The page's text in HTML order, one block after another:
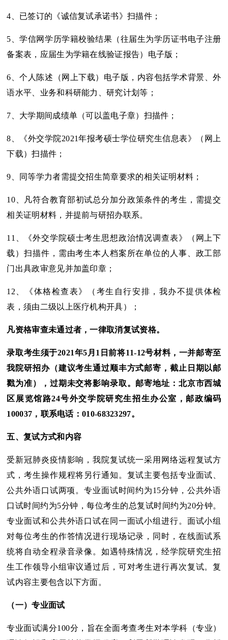
4、已签订的《诚信复试承诺书》扫描件；
5、学信网学历学籍校验结果（往届生为学历证书电子注册
备案表，应届生为学籍在线验证报告）电子版；
6、个人陈述（网上下载）电子版，内容包括学术背景、外
语水平、业务和科研能力、研究计划等；
7、大学期间成绩单（可以盖电子章）扫描件；
8、《外交学院2021年报考硕士学位研究生信息表》（网上
下载）扫描件；
9、同等学力者需提交招生简章要求的相关证明材料；
10、凡符合教育部初试总分加分政策条件的考生，需提交
相关证明材料，并提前与研招办联系。
11、《外交学院硕士考生思想政治情况调查表》（网上下
载）扫描件，需由考生本人档案所在单位的人事、政工部
门出具政审意见并加盖印章；
12、《体格检查表》（考生自行安排，我办不提供体检
表，须由二级以上医疗机构开具）；
凡资格审查未通过者，一律取消复试资格。
录取考生须于2021年5 月1日前将11-12号材料，一并邮寄至
我院研招办（建议考生通过顺丰方式邮寄，截止日期以邮
戳为准），过期未交将影响录取。邮寄地址：北京市西城
区展览馆路24号外交学院研究生招生办公室，邮政编码
100037 ，联系电话：010-68323297。
五、复试方式和内容
受新冠肺炎疫情影响，我院复试统一采用网络远程复试方
式，考生操作规程将另行通知。复试主要包括专业面试、
公共外语口试两项。专业面试时间约为15分钟，公共外语
口试时间约为5分钟，每位考生的总复试时间约为20分钟。
专业面试和公共外语口试在同一面试小组进行。面试小组
对每位考生的作答情况进行现场记录，同时，在线面试系
统将自动全程录音录像。如遇特殊情况，经学院研究生招
生工作领导小组审议通过后，可对考生进行再次复试。复
试内容主要包含以下方面。
（一）专业面试
专业面试满分100分，旨在全面考查考生对本学科（专业）